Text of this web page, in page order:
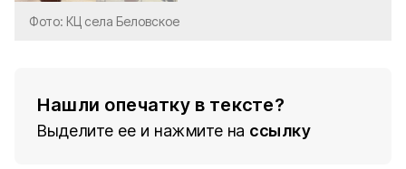
Фото: КЦ села Беловское
Нашли опечатку в тексте?
Выделите ее и нажмите на ссылку